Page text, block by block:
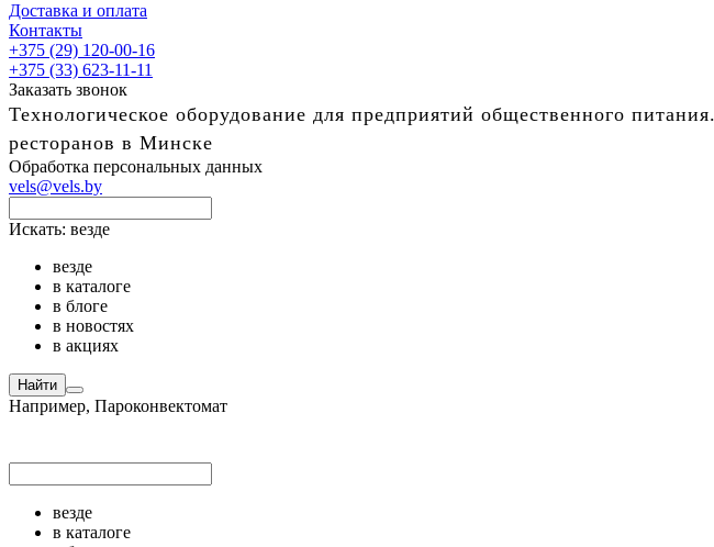
Доставка и оплата
Контакты
+375 (29) 120-00-16
+375 (33) 623-11-11
Заказать звонок
Технологическое оборудование для предприятий общественного
ресторанов в Минске
Обработка персональных данных
vels@vels.by
Искать: везде
везде
в каталоге
в блоге
в новостях
в акциях
Найти
Например, Пароконвектомат
везде
в каталоге